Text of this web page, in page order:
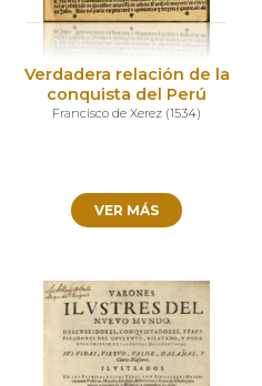
Verdadera relación de la
conquista del Perú
Francisco de Xerez (1534)
VER MÁS